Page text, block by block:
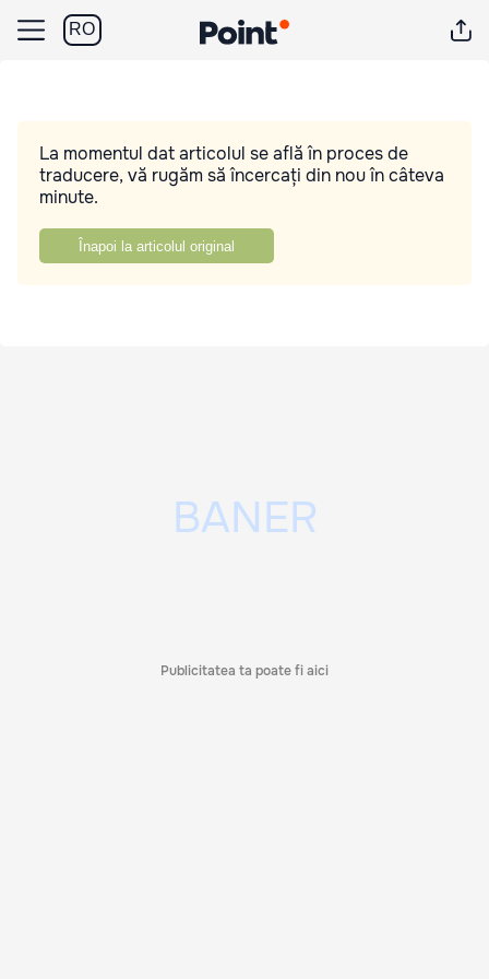
RO
La momentul dat articolul se află în proces de
traducere, vă rugăm să încercați din nou în câteva
minute.
Înapoi la articolul original
Publicitatea ta poate fi aici